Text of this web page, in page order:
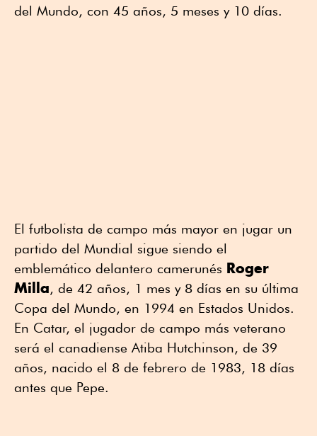
del Mundo, con 45 años, 5 meses y 10 días.
El futbolista de campo más mayor en jugar un
partido del Mundial sigue siendo el
emblemático delantero camerunés Roger
Milla, de 42 años, 1 mes y 8 días en su última
Copa del Mundo, en 1994 en Estados Unidos.
En Catar, el jugador de campo más veterano
será el canadiense Atiba Hutchinson, de 39
años, nacido el 8 de febrero de 1983, 18 días
antes que Pepe.